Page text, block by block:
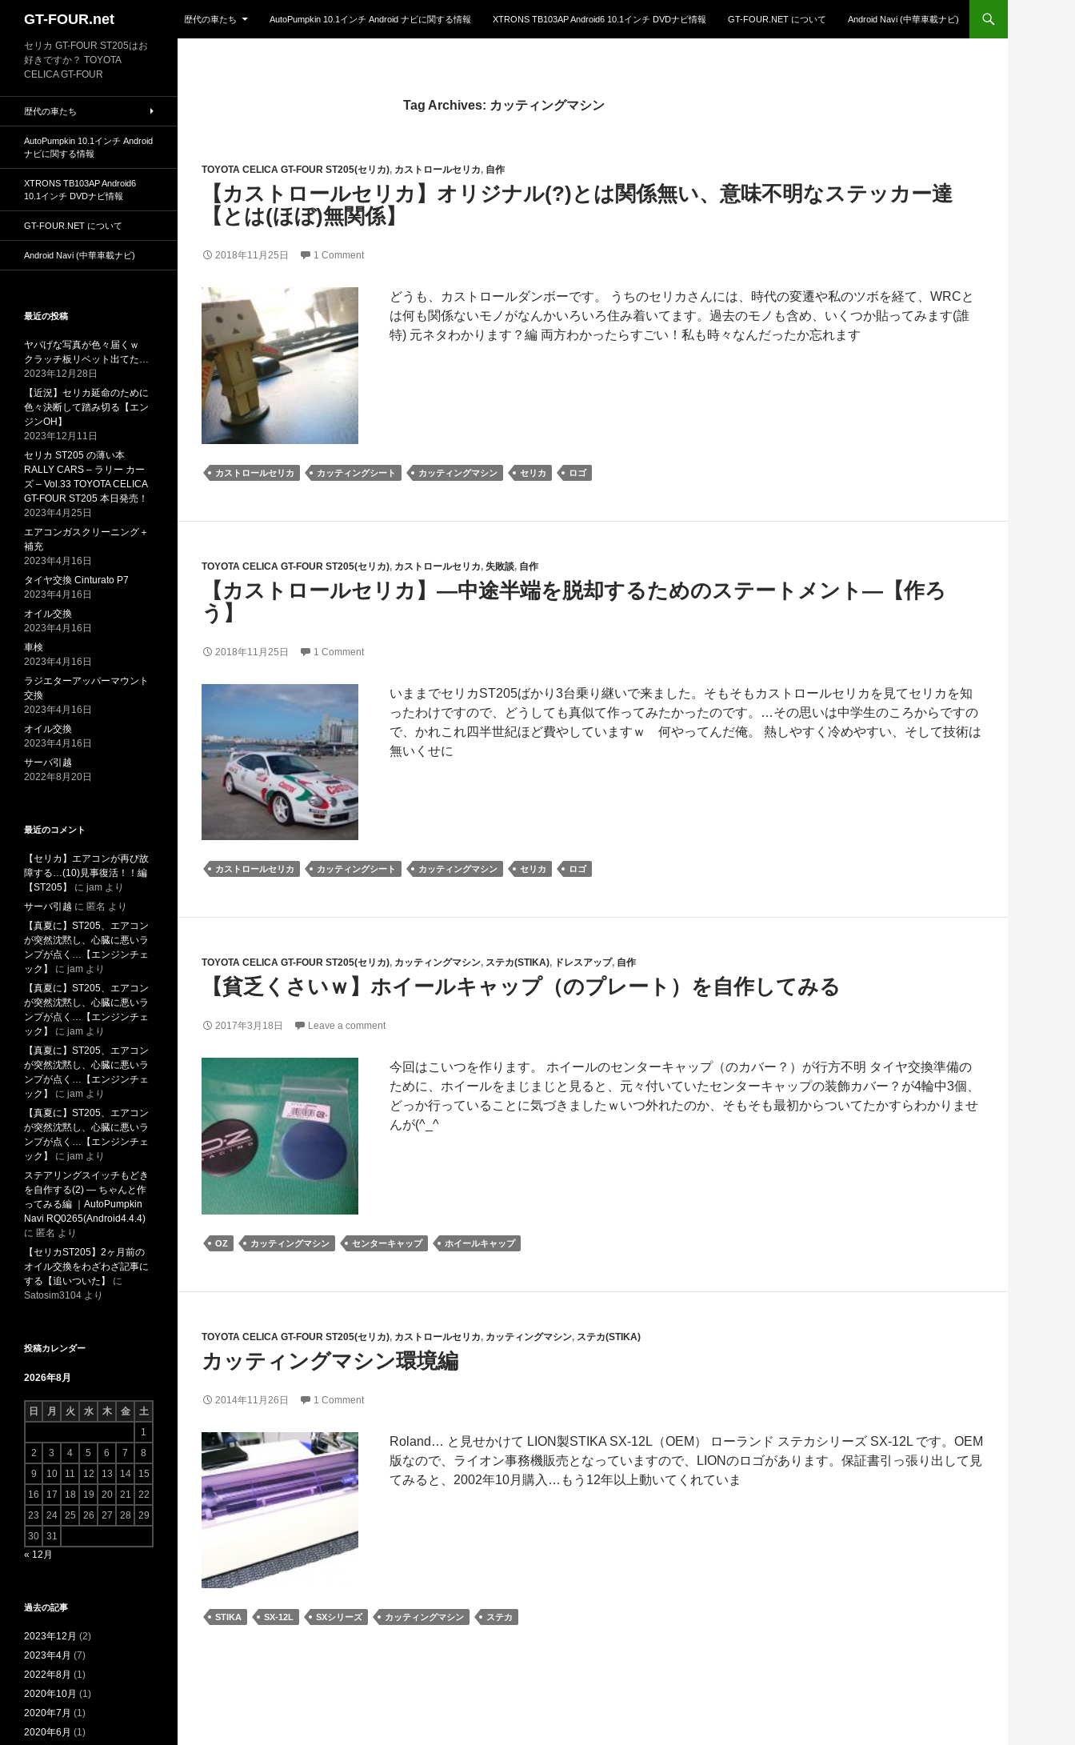
GT-FOUR.net
歴代の車たち
AutoPumpkin 10.1インチ Android ナビに関する情報 XTRONS TB103AP Android6 10.1インチ DVDナビ情報 GT-FOUR.NET について Android Navi (中華車載ナビ)
Tag Archives: カッティングマシン
TOYOTA CELICA GT-FOUR ST205(セリカ), カストロールセリカ, 自作
【カストロールセリカ】オリジナル(?)とは関係無い、意味不明なステッカー達
【とは(ほぼ)無関係】
2018年11月25日 1 Comment
どうも、カストロールダンボーです。 うちのセリカさんには、時代の変遷や私のツボを経て、WRCと
は何も関係ないモノがなんかいろいろ住み着いてます。過去のモノも含め、いくつか貼ってみます(誰
特) 元ネタわかります？編 両方わかったらすごい！私も時々なんだったか忘れます
カストロールセリカ カッティングシート カッティングマシン セリカ ロゴ
TOYOTA CELICA GT-FOUR ST205(セリカ), カストロールセリカ, 失敗談, 自作
【カストロールセリカ】―中途半端を脱却するためのステートメント―【作ろ
う】
2018年11月25日 1 Comment
いままでセリカST205ばかり3台乗り継いで来ました。そもそもカストロールセリカを見てセリカを知
ったわけですので、どうしても真似て作ってみたかったのです。…その思いは中学生のころからですの
で、かれこれ四半世紀ほど費やしていますｗ 何やってんだ俺。 熱しやすく冷めやすい、そして技術は
無いくせに
カストロールセリカ カッティングシート カッティングマシン セリカ ロゴ
TOYOTA CELICA GT-FOUR ST205(セリカ), カッティングマシン, ステカ(STIKA), ドレスアップ, 自作
【貧乏くさいｗ】ホイールキャップ（のプレート）を自作してみる
2017年3月18日 Leave a comment
今回はこいつを作ります。 ホイールのセンターキャップ（のカバー？）が行方不明 タイヤ交換準備の
ために、ホイールをまじまじと見ると、元々付いていたセンターキャップの装飾カバー？が4輪中3個、
どっか行っていることに気づきましたｗいつ外れたのか、そもそも最初からついてたかすらわかりませ
んが(^_^
OZ カッティングマシン センターキャップ ホイールキャップ
TOYOTA CELICA GT-FOUR ST205(セリカ), カストロールセリカ, カッティングマシン, ステカ(STIKA)
カッティングマシン環境編
2014年11月26日 1 Comment
Roland… と見せかけて LION製STIKA SX-12L（OEM） ローランド ステカシリーズ SX-12L です。OEM
版なので、ライオン事務機販売となっていますので、LIONのロゴがあります。保証書引っ張り出して見
てみると、2002年10月購入…もう12年以上動いてくれていま
STIKA SX-12L SXシリーズ カッティングマシン ステカ
セリカ GT-FOUR ST205はお
好きですか？ TOYOTA
CELICA GT-FOUR
歴代の車たち
AutoPumpkin 10.1インチ Android
ナビに関する情報
XTRONS TB103AP Android6
10.1インチ DVDナビ情報
GT-FOUR.NET について
Android Navi (中華車載ナビ)
最近の投稿
ヤバげな写真が色々届くｗ
クラッチ板リベット出てた…
2023年12月28日
【近況】セリカ延命のために
色々決断して踏み切る【エン
ジンOH】
2023年12月11日
セリカ ST205 の薄い本
RALLY CARS – ラリー カー
ズ – Vol.33 TOYOTA CELICA
GT-FOUR ST205 本日発売！
2023年4月25日
エアコンガスクリーニング＋
補充
2023年4月16日
タイヤ交換 Cinturato P7
2023年4月16日
オイル交換
2023年4月16日
車検
2023年4月16日
ラジエターアッパーマウント
交換
2023年4月16日
オイル交換
2023年4月16日
サーバ引越
2022年8月20日
最近のコメント
【セリカ】エアコンが再び故
障する…(10)見事復活！！編
【ST205】
に jam より
サーバ引越 に 匿名 より
【真夏に】ST205、エアコン
が突然沈黙し、心臓に悪いラ
ンプが点く…【エンジンチェ
ック】
に jam より
【真夏に】ST205、エアコン
が突然沈黙し、心臓に悪いラ
ンプが点く…【エンジンチェ
ック】
に jam より
【真夏に】ST205、エアコン
が突然沈黙し、心臓に悪いラ
ンプが点く…【エンジンチェ
ック】
に jam より
【真夏に】ST205、エアコン
が突然沈黙し、心臓に悪いラ
ンプが点く…【エンジンチェ
ック】
に jam より
ステアリングスイッチもどき
を自作する(2) ― ちゃんと作
ってみる編 ｜AutoPumpkin
Navi RQ0265(Android4.4.4)
に 匿名 より
【セリカST205】2ヶ月前の
オイル交換をわざわざ記事に
する【追いついた】
に
Satosim3104 より
投稿カレンダー
2026年8月
日 月 火 水 木 金
土
1
2
3 4 5 6 7
8
9
10 11 12 13 14
15
16
17 18 19 20 21
22
23
24 25 26 27 28
29
30
31
« 12月
過去の記事
2023年12月 (2)
2023年4月 (7)
2022年8月 (1)
2020年10月 (1)
2020年7月 (1)
2020年6月 (1)